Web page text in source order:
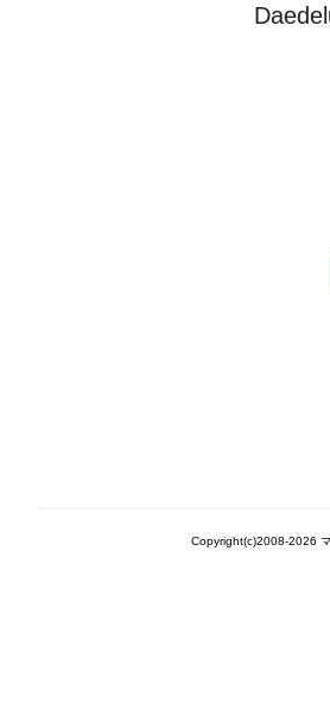
Copyright(c)2008-2026